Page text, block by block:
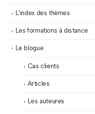
L’index des thèmes
Les formations à distance
Le blogue
Cas clients
Articles
Les auteures